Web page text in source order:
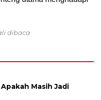
dibaca
Masih Jadi